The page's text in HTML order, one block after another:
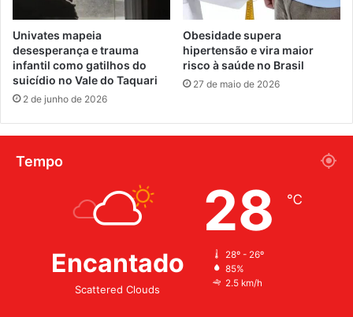
Univates mapeia
desesperança e trauma
infantil como gatilhos do
suicídio no Vale do Taquari
2 de junho de 2026
Obesidade supera
hipertensão e vira maior
risco à saúde no Brasil
27 de maio de 2026
Tempo
Encantado
Scattered Clouds
28 ℃
28º - 26º
85%
2.5 km/h